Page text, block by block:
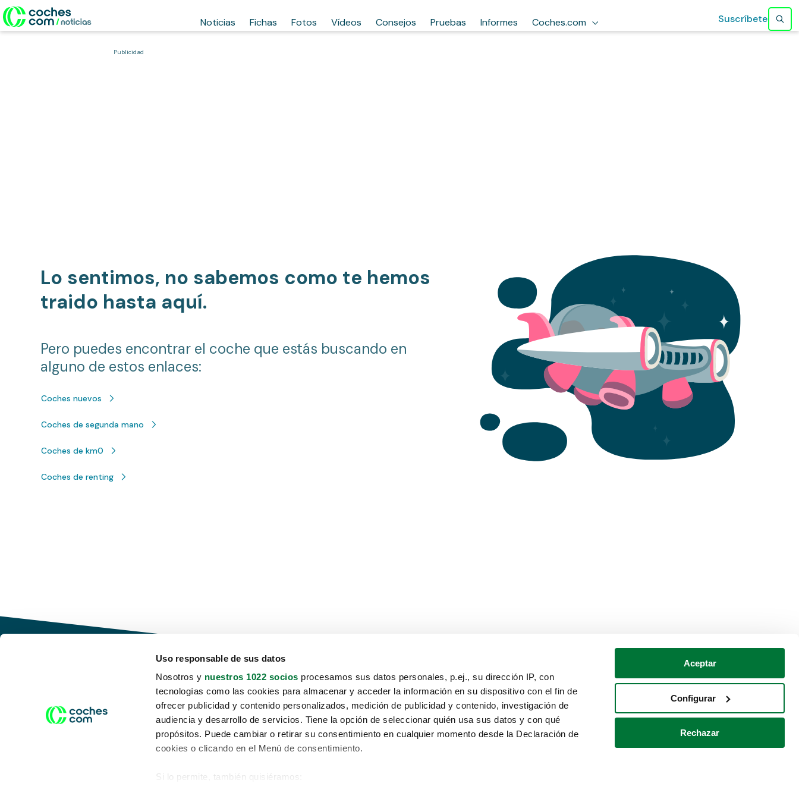
Uso responsable de sus datos
Nosotros y nuestros 1022 socios procesamos sus datos personales, p.ej., su dirección IP, con
tecnologías como las cookies para almacenar y acceder la información en su dispositivo con el fin de
ofrecer publicidad y contenido personalizados, medición de publicidad y contenido, investigación de
audiencia y desarrollo de servicios. Tiene la opción de seleccionar quién usa sus datos y con qué
propósitos. Puede cambiar o retirar su consentimiento en cualquier momento desde la Declaración de
cookies o clicando en el Menú de consentimiento.
Si lo permite, también quisiéramos:
Aceptar
Configurar
Rechazar
Noticias Fichas Fotos Vídeos Consejos Pruebas Informes Coches.com Suscríbete
Publicidad
Lo sentimos, no sabemos como te hemos
traido hasta aquí.
Pero puedes encontrar el coche que estás buscando en
alguno de estos enlaces:
Coches nuevos
Coches de segunda mano
Coches de km0
Coches de renting
Conduce tu futuro,
desata tu movilidad